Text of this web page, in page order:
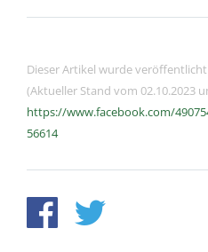
Dieser Artikel wurde veröffentlicht
(Aktueller Stand vom 02.10.2023
https://www.facebook.com/
56614